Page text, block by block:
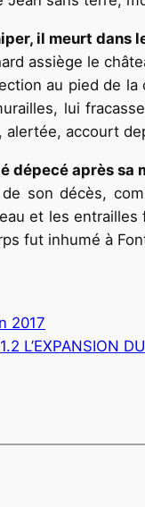
il meurt dans
assiège le
au pied de
lui
alertée, accourt
dépecé après sa
son décès,
et les
fut inhumé à
2017
1.2 L’EXPANSION